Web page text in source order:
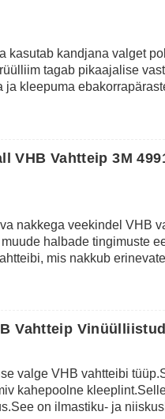
kasutab kandjana valget
tagab pikaajalise
kleepuma
ühendamiseks,
VHB Vahtteip 3M
nakkega veekindel VHB
halbade tingimuste
mis nakkub
tihendatud puidu- ja
ning üldises
Vahtteip
valge VHB vahtteibi
kahepoolne
on ilmastiku- ja